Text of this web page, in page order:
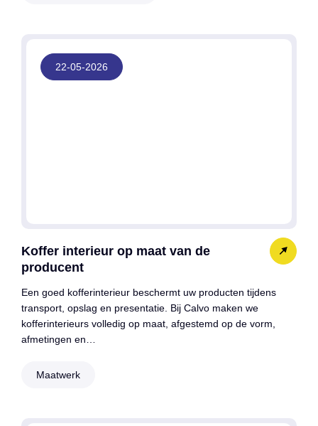
22-05-2026
Koffer interieur op maat van de
producent
Een goed kofferinterieur beschermt uw producten tijdens
transport, opslag en presentatie. Bij Calvo maken we
kofferinterieurs volledig op maat, afgestemd op de vorm,
afmetingen en…
Maatwerk